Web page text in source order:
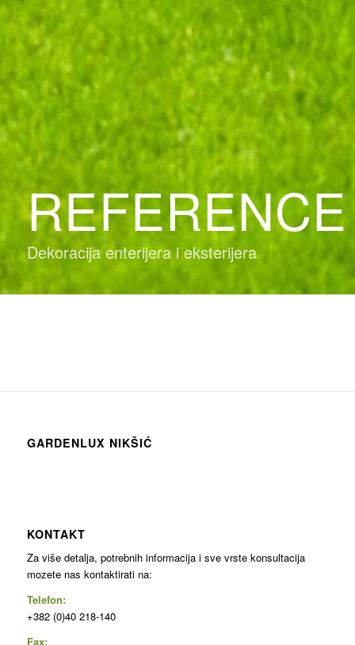
REFERENCE
Dekoracija enterijera i eksterijera
GARDENLUX NIKŠIĆ
KONTAKT
Za više detalja, potrebnih informacija i sve vrste konsultacija
mozete nas kontaktirati na:
Telefon:
+382 (0)40 218-140
Fax: